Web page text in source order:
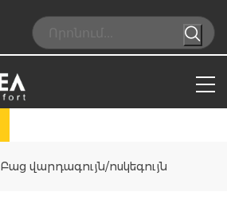
Search:
Բաց վարդագույն/ոսկեգույն